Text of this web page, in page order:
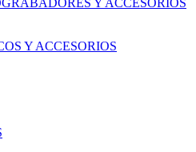
Y ACCESORIOS
Y ACCESORIOS